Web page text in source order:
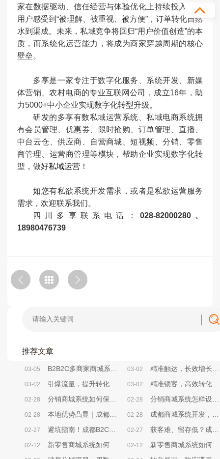
家在数据驱动、信任经营与体验优化上持续投入。当
用户感受到“被理解、被重视、被方便”，订单转化自然
水到渠成。未来，私域竞争将回归“用户价值创造”的本
质，而系统化运营能力，将成为商家穿越周期的核心
壁垒。
多享是一家专注于数字化服务、系统开发、新媒
体营销、农村电商的专业互联网公司，成立16年，助
力5000+中小企业实现数字化转型升级。
研发的多享有数私域运营系统、私域电商系统拥
有会员管理、优惠券、限时抢购、订单管理、直播、
中台云仓、供应商、自营商城、短视频、分销、零售
商管理、运营商管理等模块，帮助企业实现数字化转
型，做好私域运营 ！
如您有私欲系统开发需求，或者是私欲运营服务
需求，欢迎联系我们。
四川多享联系电话： 028-82000280、
18980476739
推荐文章
03-05 B2B2C多商家商城系统，帮你砍掉80%无效运营成本 03-02 精准触达，长效增长——成都小程序商城系统精准营销方法解析
03-02 引爆流量，提升转化——成都小程序商城系统活动策划实战方案 03-02 精准锁客，高效转化——成都小程序商城系统社群搭建全攻略
02-28 分销商城系统如何保证用户获得良好使用体验？ 02-28 分销商城系统怎样设计用户引导与转化率提升策略？
02-28 本地优势凸显｜成都商城系统开发，选对本地服务商少走90%弯路 02-28 成都商城系统开发，中小企业别再为“无效开发”浪费成本
02-27 避坑指南！成都B2C商城系统选型，本地企业必看的核心要点 02-27 获客难、留存低？成都B2C商城系统帮本地企业破局电商困局
02-12 新零售商城系统如何开展限时秒杀营销活动？ 02-12 新零售商城系统如何开展优惠券营销活动？